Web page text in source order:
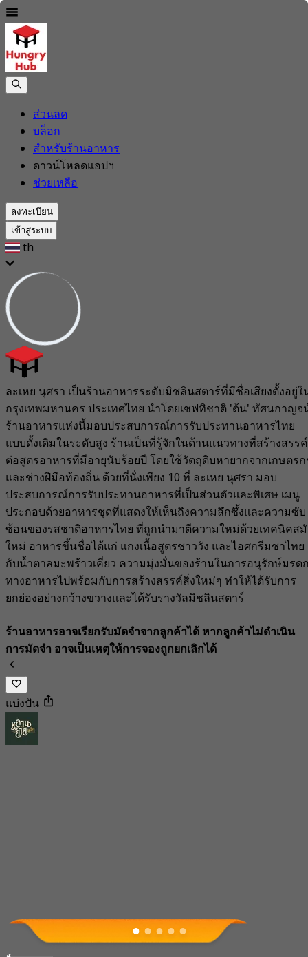
ส่วนลด
บล็อก
สำหรับร้านอาหาร
ดาวน์โหลดแอปฯ
ช่วยเหลือ
ลงทะเบียน
เข้าสู่ระบบ
th
ละเหย นุศรา เป็นร้านอาหารระดับมิชลินสตาร์ที่มีชื่อเสียงตั้งอยู่ใ
กรุงเทพมหานคร ประเทศไทย นำโดยเชฟทิชาติ 'ต้น' ทัศนกาญจ
ร้านอาหารแห่งนี้มอบประสบการณ์การรับประทานอาหารไทย
แบบดั้งเดิมในระดับสูง ร้านเป็นที่รู้จักในด้านแนวทางที่สร้างสรรค์
ต่อสูตรอาหารที่มีอายุนับร้อยปี โดยใช้วัตถุดิบหายากจากเกษตร
และช่างฝีมือท้องถิ่น ด้วยที่นั่งเพียง 10 ที่ ละเหย นุศรา มอบ
ประสบการณ์การรับประทานอาหารที่เป็นส่วนตัวและพิเศษ เมนู
ประกอบด้วยอาหารชุดที่แสดงให้เห็นถึงความลึกซึ้งและความซับ
ซ้อนของรสชาติอาหารไทย ที่ถูกนำมาตีความใหม่ด้วยเทคนิคส
ใหม่ อาหารขึ้นชื่อได้แก่ แกงเนื้อสูตรชาววัง และไอศกรีมชาไทย
กับน้ำตาลมะพร้าวเคี่ยว ความมุ่งมั่นของร้านในการอนุรักษ์มรด
ทางอาหารไปพร้อมกับการสร้างสรรค์สิ่งใหม่ๆ ทำให้ได้รับการ
ยกย่องอย่างกว้างขวางและได้รับรางวัลมิชลินสตาร์
ร้านอาหารอาจเรียกรับมัดจำจากลูกค้าได้ หากลูกค้าไม่ดำเนิน
การมัดจำ อาจเป็นเหตุให้การจองถูกยกเลิกได้
แบ่งปัน